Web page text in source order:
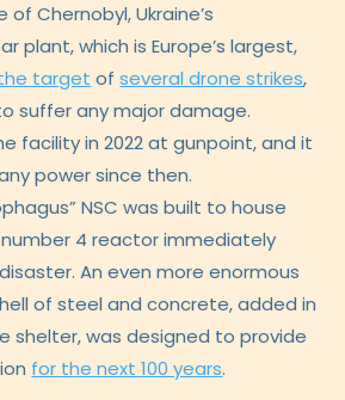
Chernobyl, Ukraine’s
plant, which is Europe’s largest,
target ofseveral drone strikes,
suffer any major damage.
facility in 2022 at gunpoint, and it
power since then.
NSC was built to house
4 reactor immediately
An even more enormous
of steel and concrete, added in
shelter, was designed to provide
for the next 100 years.